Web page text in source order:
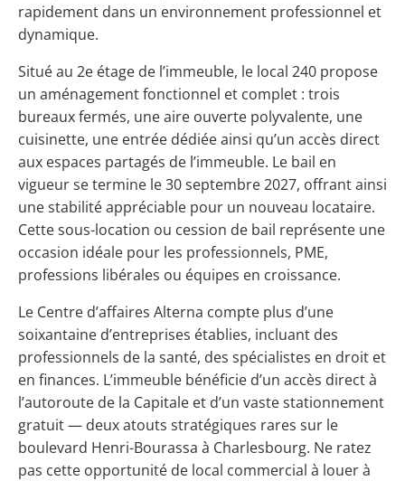
rapidement dans un environnement professionnel et
dynamique.
Situé au 2e étage de l’immeuble, le local 240 propose
un aménagement fonctionnel et complet : trois
bureaux fermés, une aire ouverte polyvalente, une
cuisinette, une entrée dédiée ainsi qu’un accès direct
aux espaces partagés de l’immeuble. Le bail en
vigueur se termine le 30 septembre 2027, offrant ainsi
une stabilité appréciable pour un nouveau locataire.
Cette sous-location ou cession de bail représente une
occasion idéale pour les professionnels, PME,
professions libérales ou équipes en croissance.
Le Centre d’affaires Alterna compte plus d’une
soixantaine d’entreprises établies, incluant des
professionnels de la santé, des spécialistes en droit et
en finances. L’immeuble bénéficie d’un accès direct à
l’autoroute de la Capitale et d’un vaste stationnement
gratuit — deux atouts stratégiques rares sur le
boulevard Henri-Bourassa à Charlesbourg. Ne ratez
pas cette opportunité de local commercial à louer à